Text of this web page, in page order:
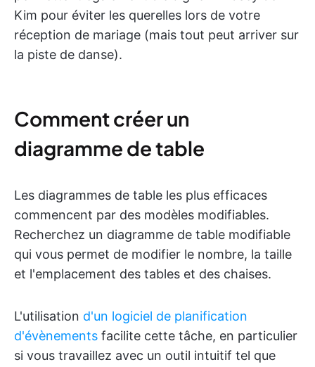
Kim pour éviter les querelles lors de votre
réception de mariage (mais tout peut arriver sur
la piste de danse).
Comment créer un
diagramme de table
Les diagrammes de table les plus efficaces
commencent par des modèles modifiables.
Recherchez un diagramme de table modifiable
qui vous permet de modifier le nombre, la taille
et l'emplacement des tables et des chaises.
L'utilisation d'un logiciel de planification
d'évènements facilite cette tâche, en particulier
si vous travaillez avec un outil intuitif tel que